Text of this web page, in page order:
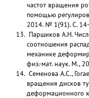
частот вращения
помощью
2014. № 1(91). С.
Паршиков А.Н.
соотношения
механике
физ.-мат. наук. М.,
Семенова А.С.,
вращения дисков
деформационного